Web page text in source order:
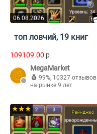
06.08.2026
топ ловчий, 19 книг
109109.00 p
MegaMarket
99%, 10327 отзывов
на рынке 9 лет
★★★